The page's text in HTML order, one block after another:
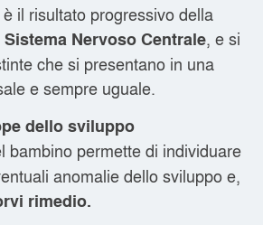
il risultato progressivo della
Nervoso Centrale, e si
che si presentano in una
e sempre uguale.
dello sviluppo
bambino permette di individuare
anomalie dello sviluppo e,
rimedio.